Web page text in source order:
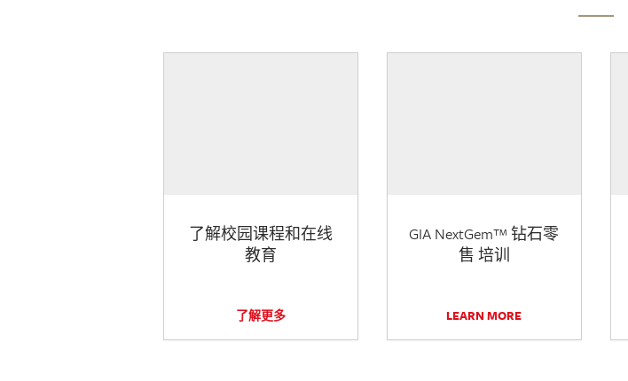
了解校园课程和在线
教育
了解更多
GIA NextGem™ 钻石零
售 培训
LEARN MORE